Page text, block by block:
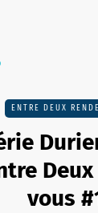
ENTRE DEUX
vous